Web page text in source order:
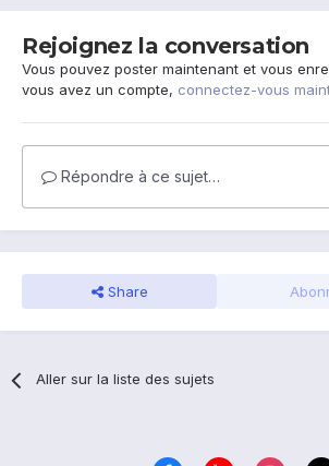
Rejoignez la conversation
Vous pouvez poster maintenant et vous
vous avez un compte, connectez-vous
Répondre à ce sujet…
Share
Aller sur la liste des sujets